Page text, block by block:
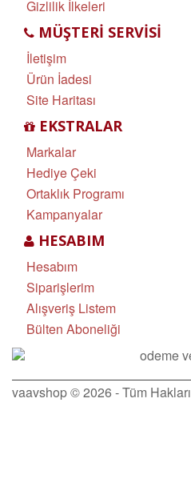
Gizlilik İlkeleri
MÜŞTERI SERVISI
İletişim
Ürün İadesi
Site Haritası
EKSTRALAR
Markalar
Hediye Çeki
Ortaklık Programı
Kampanyalar
HESABIM
Hesabım
Siparişlerim
Alışveriş Listem
Bülten Aboneliği
vaavshop © 2026 - Tüm Hakları